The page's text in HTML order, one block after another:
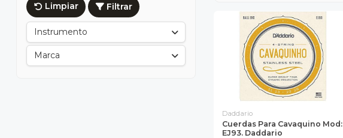
Limpiar Filtrar
Instrumento
Marca
Daddario
Cuerdas Para Cavaquino Mod:
EJ93. Daddario